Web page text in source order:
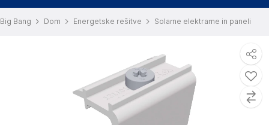
Big Bang Dom Energetske rešitve Solarne elektrarne in paneli